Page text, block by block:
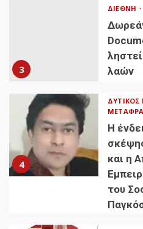
3
ΔΙΕΘΝΉ
λαών
4
Η
και η
του